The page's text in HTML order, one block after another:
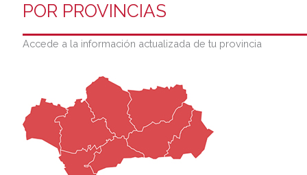
POR PROVINCIAS
Accede a la información actualizada de tu provincia